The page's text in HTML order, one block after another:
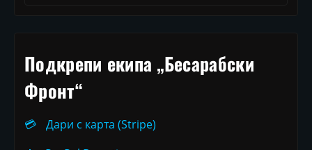
Подкрепи екипа „Бесарабски
Фронт“
💳
Дари с карта (Stripe)